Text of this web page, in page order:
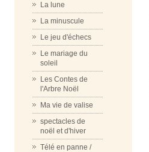
La lune
La minuscule
Le jeu d'échecs
Le mariage du
soleil
Les Contes de
l'Arbre Noël
Ma vie de valise
spectacles de
noël et d'hiver
Télé en panne /